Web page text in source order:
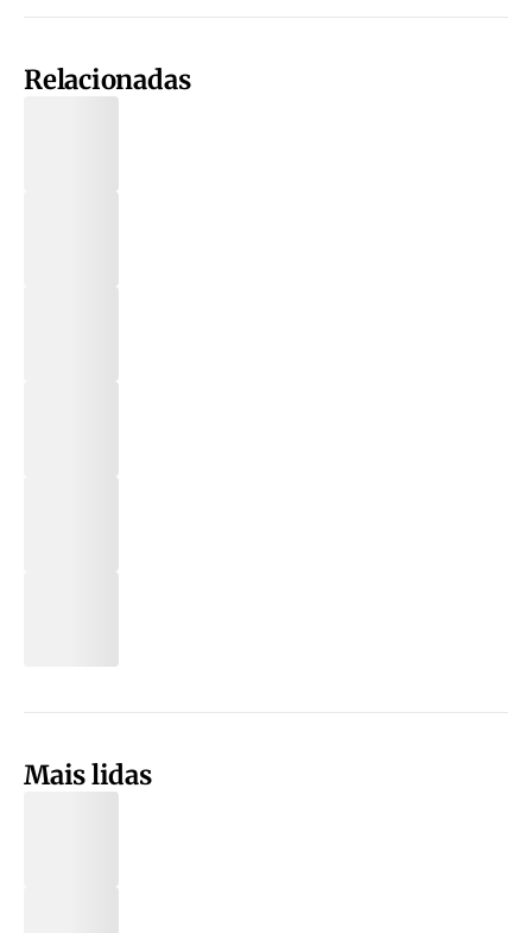
Relacionadas
Mais lidas